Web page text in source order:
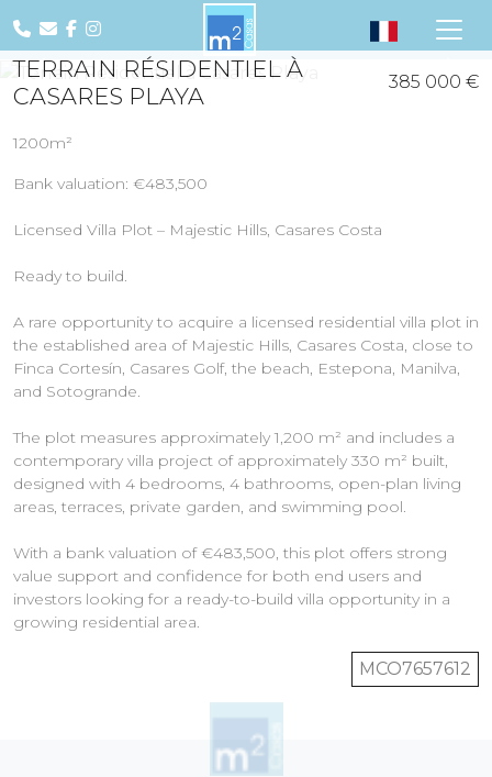
Previous
TERRAIN RÉSIDENTIEL À
CASARES PLAYA
385 000 €
1200m²
Bank valuation: €483,500
Licensed Villa Plot – Majestic Hills, Casares Costa
Ready to build.
A rare opportunity to acquire a licensed residential villa plot in
the established area of Majestic Hills, Casares Costa, close to
Finca Cortesín, Casares Golf, the beach, Estepona, Manilva,
and Sotogrande.
The plot measures approximately 1,200 m² and includes a
contemporary villa project of approximately 330 m² built,
designed with 4 bedrooms, 4 bathrooms, open-plan living
areas, terraces, private garden, and swimming pool.
With a bank valuation of €483,500, this plot offers strong
value support and confidence for both end users and
investors looking for a ready-to-build villa opportunity in a
MCO7657612